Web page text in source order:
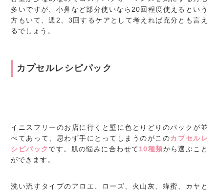
多いですが、小鼻など部分使いなら20回程度使えるという
方もいて、週2、3回するケアとして考えれば充分とも言え
るでしょう。
カプセルレシピパック
イニスフリーのお店に行くと壁に色とりどりのパックが並
べてあって、思わず手にとってしまうのがこのカプセルレ
シピパック です。肌の悩みに合わせて10種類から選ぶこと
ができます。
洗い流すタイプのアロエ、ローズ、火山灰、蜂蜜、カヤと